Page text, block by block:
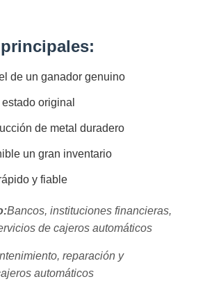
de un ganador genuino
original
de metal duradero
un gran inventario
y fiable
Bancos, instituciones financieras,
de cajeros automáticos
reparación y
automáticos